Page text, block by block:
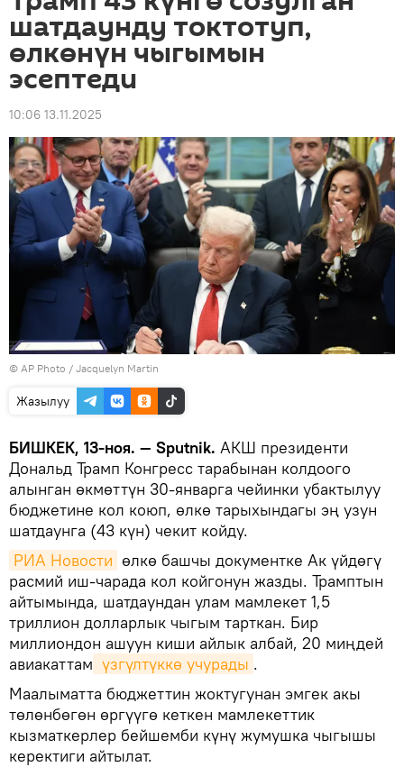
шатдаунду токтотуп,
өлкөнүн чыгымын
эсептеди
10:06 13.11.2025
© AP Photo / Jacquelyn Martin
Жазылуу
БИШКЕК, 13-ноя. — Sputnik. АКШ президенти
Дональд Трамп Конгресс тарабынан колдоого
алынган өкмөттүн 30-январга чейинки убактылуу
бюджетине кол коюп, өлкө тарыхындагы эң узун
шатдаунга (43 күн) чекит койду.
РИА Новости өлкө башчы документке Ак үйдөгү
расмий иш-чарада кол койгонун жазды. Трамптын
айтымында, шатдаундан улам мамлекет 1,5
триллион долларлык чыгым тарткан. Бир
миллиондон ашуун киши айлык албай, 20 миңдей
авиакаттам үзгүлтүккө учурады .
Маалыматта бюджеттин жоктугунан эмгек акы
төлөнбөгөн өргүүгө кеткен мамлекеттик
кызматкерлер бейшемби күнү жумушка чыгышы
керектиги айтылат.